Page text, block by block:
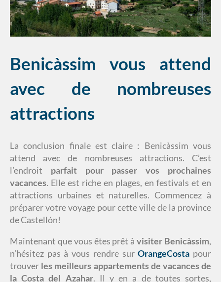
Benicàssim vous attend
avec de nombreuses
attractions
La conclusion finale est claire : Benicàssim vous
attend avec de nombreuses attractions. C’est
l’endroit parfait pour passer vos prochaines
vacances. Elle est riche en plages, en festivals et en
attractions urbaines et naturelles. Commencez à
préparer votre voyage pour cette ville de la province
de Castellón!
Maintenant que vous êtes prêt àvisiter Benicàssim,
n’hésitez pas à vous rendre surOrangeCosta pour
trouver les meilleurs appartements de vacances de
la Costa del Azahar. Il y en a de toutes sortes,